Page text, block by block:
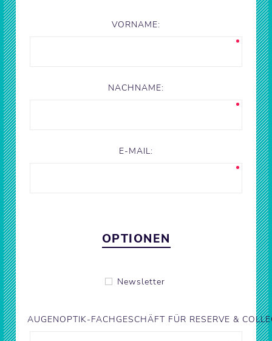
VORNAME:
NACHNAME:
E-MAIL:
OPTIONEN
Newsletter
AUGENOPTIK-FACHGESCHÄFT FÜR RESERVE &